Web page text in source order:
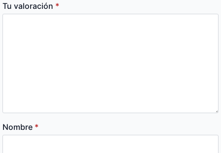
Tu valoración *
Nombre *